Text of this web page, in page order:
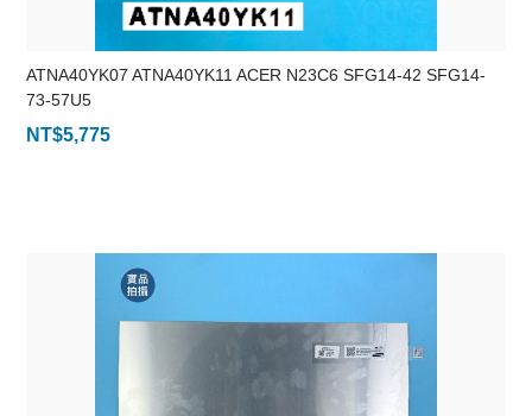
ATNA40YK07 ATNA40YK11 ACER N23C6 SFG14-42 SFG14-
73-57U5
NT$5,775